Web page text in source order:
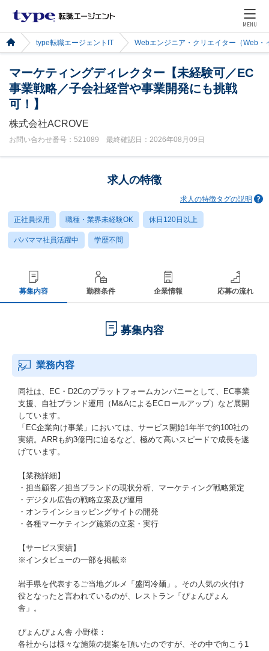
MENU
type転職エージェントIT Webエンジニア・クリエイター（Web・
マーケティングディレクター【未経験可／EC
事業戦略／子会社経営や事業開発にも挑戦
可！】
株式会社ACROVE
お問い合わせ番号：521089 最終確認日：2026年08月09日
求人の特徴
求人の特徴タグの説明
正社員採用 職種・業界未経験OK 休日120日以上
パパママ社員活躍中 学歴不問
募集内容 勤務条件 企業情報 応募の流れ
募集内容
業務内容
同社は、EC・D2Cのプラットフォームカンパニーとして、EC事業
支援、自社ブランド運用（M&AによるECロールアップ）など展開
しています。
「EC企業向け事業」においては、サービス開始1年半で約100社の
実績。ARRも約3億円に迫るなど、極めて高いスピードで成長を遂
げています。
【業務詳細】
・担当顧客／担当ブランドの現状分析、マーケティング戦略策定
・デジタル広告の戦略立案及び運用
・オンラインショッピングサイトの開発
・各種マーケティング施策の立案・実行
【サービス実績】
※インタビューの一部を掲載※
岩手県を代表するご当地グルメ「盛岡冷麺」。その人気の火付け
役となったと言われているのが、レストラン「ぴょんぴょん
舎」。
ぴょんぴょん舎 小野様：
各社からは様々な施策の提案を頂いたのですが、その中で向こう1